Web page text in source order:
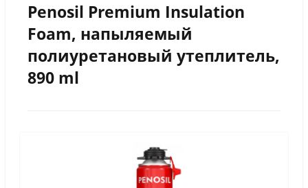
Penosil Premium Insulation
Foam, напыляемый
полиуретановый утеплитель,
890 ml